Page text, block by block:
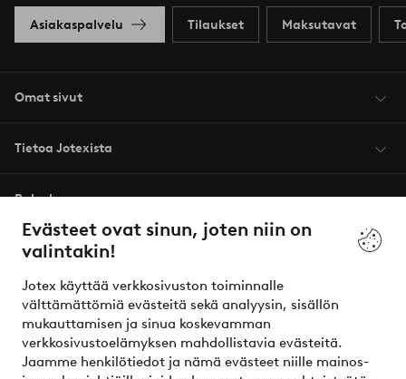
Evästeet ovat sinun, joten niin on
valintakin!
Jotex käyttää verkkosivuston toiminnalle
välttämättömiä evästeitä sekä analyysin, sisällön
mukauttamisen ja sinua koskevamman
verkkosivustoelämyksen mahdollistavia evästeitä.
Jaamme henkilötiedot ja nämä evästeet niille mainos-
Asiakaspalvelu Tilaukset Maksutavat
Omat sivut
Tietoa Jotexista
Palvelumme
Ehdot
Ystävät